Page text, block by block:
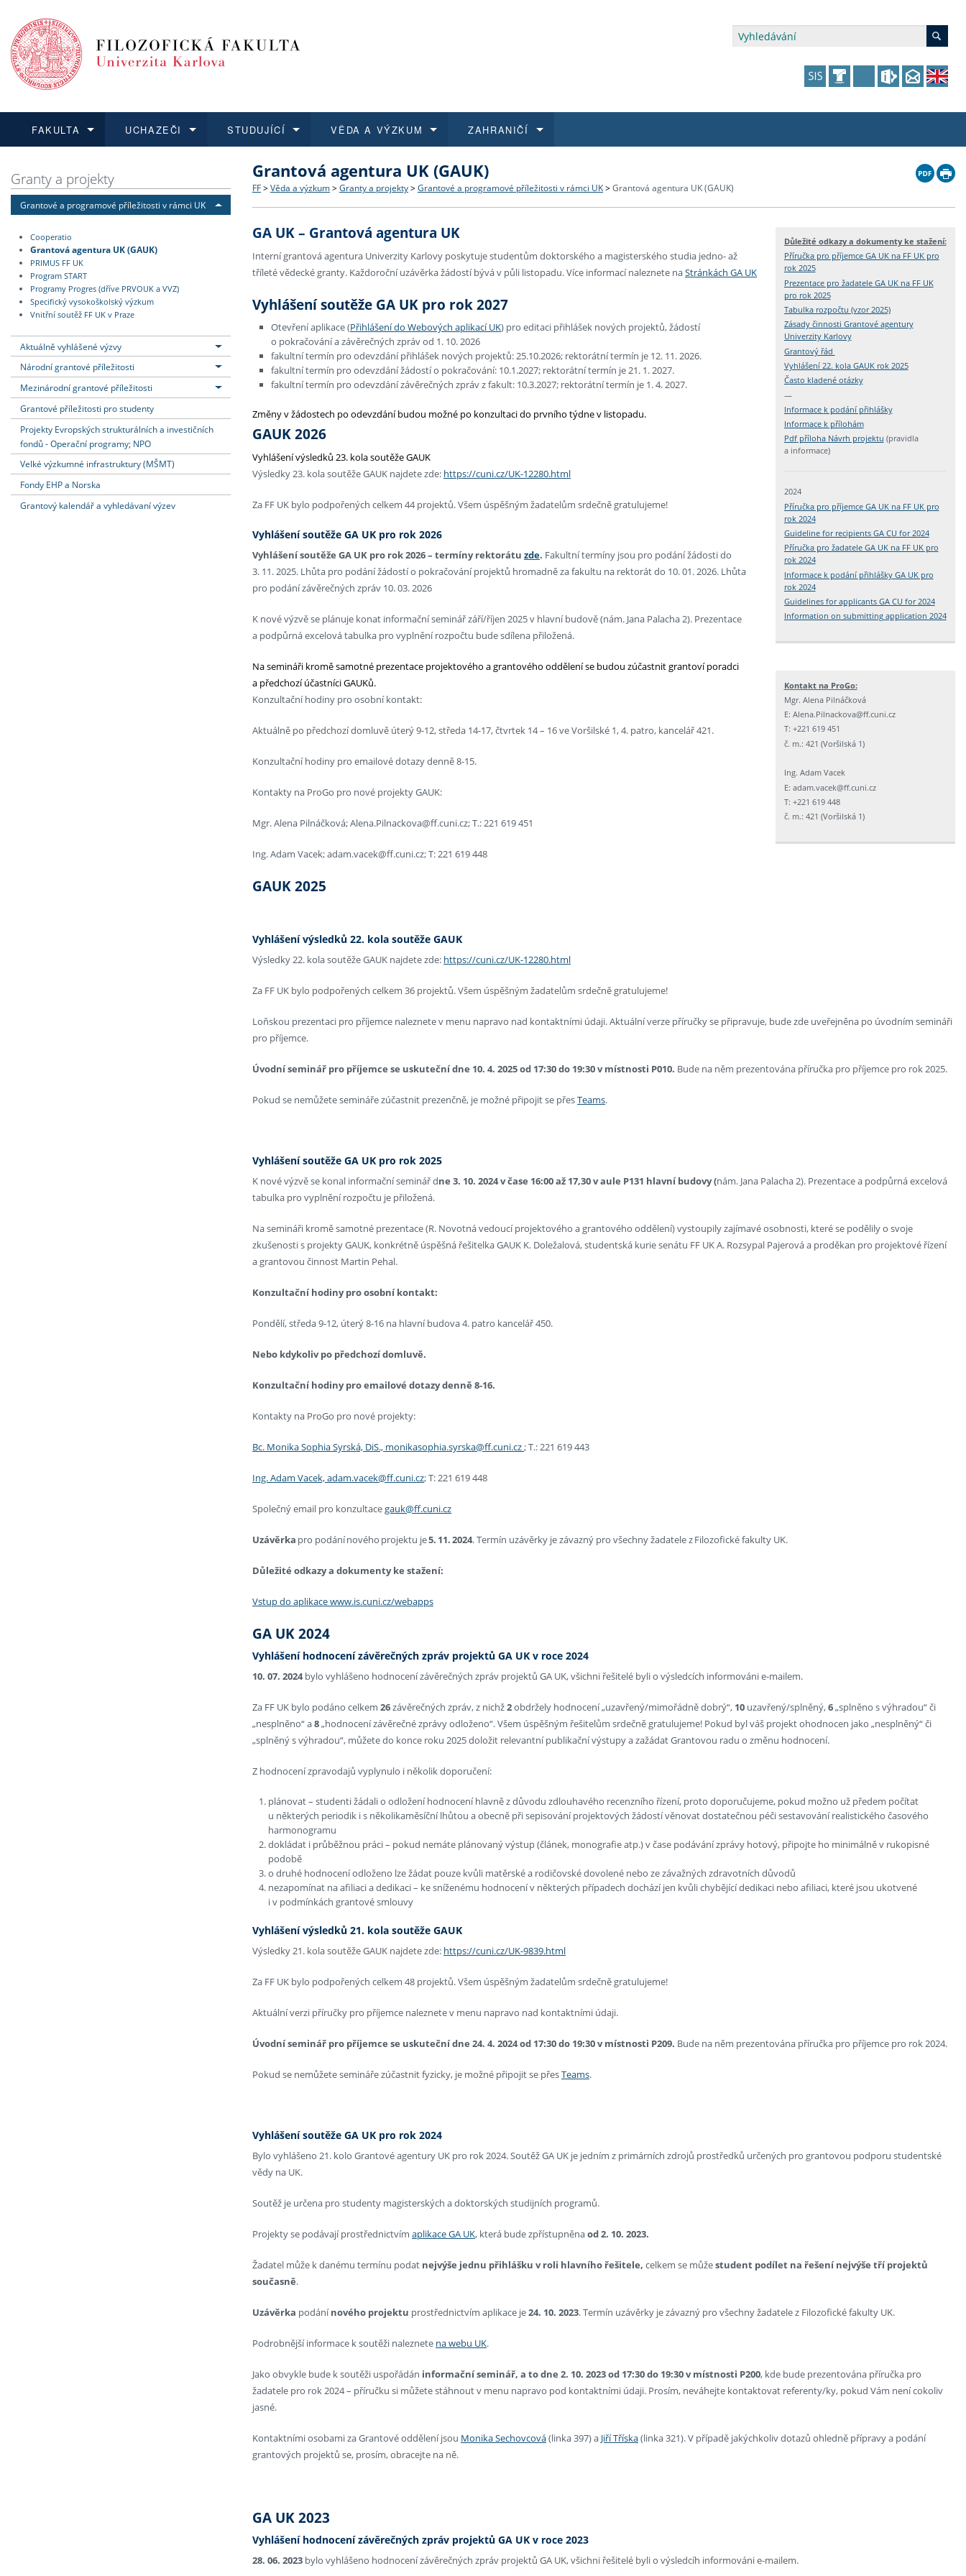
FAKULTA
Dozvědět se více
Struktura a historie
Strategie a další dokumenty Knihovna
UCHAZEČI
Podat přihlášku
Co studovat a jak se přihlásit
Učitelské studijní programy Programy s mikrocertifikátem
STUDUJÍCÍ
Dozvědět se více
Bakalářské a magisterské studium
Doktorské studium Studující se specifickými potřebami
VĚDA A VÝZKUM
Dozvědět se více
O vědě a výzkumu na FF UK
Akademické kvalifikace Vědecké ceny a fondy
ZAHRANIČÍ
Dozvědět se více
Aktuální nabídky a výběrová řízení
Vyjíždějící studenti Mimofakultní financování výjezdů
Granty a projekty
Grantové a programové příležitosti v rámci UK
Cooperatio
Grantová agentura UK (GAUK)
PRIMUS FF UK
Program START
Programy Progres (dříve PRVOUK a VVZ)
Specifický vysokoškolský výzkum
Vnitřní soutěž FF UK v Praze
Aktuálně vyhlášené výzvy
Národní grantové příležitosti
Mezinárodní grantové příležitosti
Grantové příležitosti pro studenty
Projekty Evropských strukturálních a investičních
fondů - Operační programy; NPO
Velké výzkumné infrastruktury (MŠMT)
Fondy EHP a Norska
Grantový kalendář a vyhledávaní výzev
Grantová agentura UK (GAUK)
FF > Věda a výzkum > Granty a projekty > Grantové a programové příležitosti v rámci UK > Grantová agentura UK (GAUK)
Důležité odkazy a dokumenty ke stažení:
Příručka pro příjemce GA UK na FF UK pro
rok 2025
Prezentace pro žadatele GA UK na FF UK
pro rok 2025
Tabulka rozpočtu (vzor 2025)
Zásady činnosti Grantové agentury
Univerzity Karlovy
Grantový řád
Vyhlášení 22. kola GAUK rok 2025
Často kladené otázky
—
Informace k podání přihlášky
Informace k přílohám
Pdfpříloha Návrh projektu (pravidla
a informace)
2024
Příručka pro příjemce GA UK na FF UK pro
rok 2024
Guideline for recipients GA CU for 2024
Příručka pro žadatele GA UK na FF UK pro
rok 2024
Informace k podání přihlášky GA UK pro
rok 2024
Guidelines for applicants GA CU for 2024
Information on submitting application 2024
Kontakt na ProGo:
Mgr. Alena Pilnáčková
E: Alena.Pilnackova@ff.cuni.cz
T: +221 619 451
č. m.: 421 (Voršilská 1)
Ing. Adam Vacek
E: adam.vacek@ff.cuni.cz
T: +221 619 448
č. m.: 421 (Voršilská 1)
GA UK – Grantová agentura UK
Interní grantová agentura Univerzity Karlovy poskytuje studentům doktorského a magisterského studia jedno- až
tříleté vědecké granty. Každoroční uzávěrka žádostí bývá v půli listopadu. Více informací naleznete naStránkách GA UK
Vyhlášení soutěže GA UK pro rok 2027
Otevření aplikace (Přihlášení do Webových aplikací UK) pro editaci přihlášek nových projektů, žádostí
o pokračování a závěrečných zpráv od 1. 10. 2026
fakultní termín pro odevzdání přihlášek nových projektů: 25.10.2026; rektorátní termín je 12. 11. 2026.
fakultní termín pro odevzdání žádostí o pokračování: 10.1.2027; rektorátní termín je 21. 1. 2027.
fakultní termín pro odevzdání závěrečných zpráv z fakult: 10.3.2027; rektorátní termín je 1. 4. 2027.
Změny v žádostech po odevzdání budou možné po konzultaci do prvního týdne v listopadu.
GAUK 2026
Vyhlášení výsledků 23. kola soutěže GAUK
Výsledky 23. kola soutěže GAUK najdete zde: https://cuni.cz/UK-12280.html
Za FF UK bylo podpořených celkem 44 projektů. Všem úspěšným žadatelům srdečně gratulujeme!
Vyhlášení soutěže GA UK pro rok 2026
Vyhlášení soutěže GA UK pro rok 2026 – termíny rektorátu zde. Fakultní termíny jsou pro podání žádosti do
3. 11. 2025. Lhůta pro podání žádostí o pokračování projektů hromadně za fakultu na rektorát do 10. 01. 2026. Lhůta
pro podání závěrečných zpráv 10. 03. 2026
K nové výzvě se plánuje konat informační seminář září/říjen 2025 v hlavní budově (nám. Jana Palacha 2). Prezentace
a podpůrná excelová tabulka pro vyplnění rozpočtu bude sdílena přiložená.
Na semináři kromě samotné prezentace projektového a grantového oddělení se budou zúčastnit grantoví poradci
a předchozí účastníci GAUKů.
Konzultační hodiny pro osobní kontakt:
Aktuálně po předchozí domluvě úterý 9-12, středa 14-17, čtvrtek 14 – 16 ve Voršilské 1, 4. patro, kancelář 421.
Konzultační hodiny pro emailové dotazy denně 8-15.
Kontakty na ProGo pro nové projekty GAUK:
Mgr. Alena Pilnáčková; Alena.Pilnackova@ff.cuni.cz; T.: 221 619 451
Ing. Adam Vacek; adam.vacek@ff.cuni.cz; T: 221 619 448
GAUK 2025
Vyhlášení výsledků 22. kola soutěže GAUK
Výsledky 22. kola soutěže GAUK najdete zde: https://cuni.cz/UK-12280.html
Za FF UK bylo podpořených celkem 36 projektů. Všem úspěšným žadatelům srdečně gratulujeme!
Loňskou prezentaci pro příjemce naleznete v menu napravo nad kontaktními údaji. Aktuální verze příručky se připravuje, bude zde uveřejněna po úvodním semináři
pro příjemce.
Úvodní seminář pro příjemce se uskuteční dne 10. 4. 2025 od 17:30 do 19:30 v místnosti P010. Bude na něm prezentována příručka pro příjemce pro rok 2025.
Pokud se nemůžete semináře zúčastnit prezenčně, je možné připojit se přesTeams.
Vyhlášení soutěže GA UK pro rok 2025
K nové výzvě se konal informační seminář dne 3. 10. 2024 v čase 16:00 až 17,30 v aule P131 hlavní budovy (nám. Jana Palacha 2). Prezentace a podpůrná excelová
tabulka pro vyplnění rozpočtu je přiložená.
Na semináři kromě samotné prezentace (R. Novotná vedoucí projektového a grantového oddělení) vystoupily zajímavé osobnosti, které se podělily o svoje
zkušenosti s projekty GAUK, konkrétně úspěšná řešitelka GAUK K. Doležalová, studentská kurie senátu FF UK A. Rozsypal Pajerová a proděkan pro projektové řízení
a grantovou činnost Martin Pehal.
Konzultační hodiny pro osobní kontakt:
Pondělí, středa 9-12, úterý 8-16 na hlavní budova 4. patro kancelář 450.
Nebo kdykoliv po předchozí domluvě.
Konzultační hodiny pro emailové dotazy denně 8-16.
Kontakty na ProGo pro nové projekty:
Bc. Monika Sophia Syrská, DiS., monikasophia.syrska@ff.cuni.cz; T.: 221 619 443
Ing. Adam Vacek, adam.vacek@ff.cuni.cz; T: 221 619 448
Společný email pro konzultacegauk@ff.cuni.cz
Uzávěrka pro podání nového projektu je5. 11.2024. Termín uzávěrky je závazný pro všechny žadatele z Filozofické fakulty UK.
Důležité odkazy a dokumenty ke stažení:
Vstup do aplikace www.is.cuni.cz/webapps
GA UK 2024
Vyhlášení hodnocení závěrečných zpráv projektů GA UK v roce 2024
10. 07. 2024bylo vyhlášeno hodnocení závěrečných zpráv projektů GA UK, všichni řešitelé byli o výsledcích informováni e-mailem.
Za FF UK bylo podáno celkem 26závěrečných zpráv, z nichž2obdržely hodnocení „uzavřený/mimořádně dobrý“, 10 uzavřený/splněný,6„splněno s výhradou“ či
„nesplněno“ a8„hodnocení závěrečné zprávy odloženo“. Všem úspěšným řešitelům srdečně gratulujeme! Pokud byl váš projekt ohodnocen jako „nesplněný“ či
„splněný s výhradou“, můžete do konce roku 2025 doložit relevantní publikační výstupy a zažádat Grantovou radu o změnu hodnocení.
Z hodnocení zpravodajů vyplynulo i několik doporučení:
plánovat – studenti žádali o odložení hodnocení hlavně z důvodu zdlouhavého recenzního řízení, proto doporučujeme, pokud možno už předem počítat
u některých periodik i s několikaměsíční lhůtou a obecně při sepisování projektových žádostí věnovat dostatečnou péči sestavování realistického časového
harmonogramu
dokládat i průběžnou práci – pokud nemáte plánovaný výstup (článek, monografie atp.) v čase podávání zprávy hotový, připojte ho minimálně v rukopisné
podobě
o druhé hodnocení odloženo lze žádat pouze kvůli matěrské a rodičovské dovolené nebo ze závažných zdravotních důvodů
nezapomínat na afiliaci a dedikaci – ke sníženému hodnocení v některých případech dochází jen kvůli chybějící dedikaci nebo afiliaci, které jsou ukotvené
i v podmínkách grantové smlouvy
Vyhlášení výsledků 21. kola soutěže GAUK
Výsledky 21. kola soutěže GAUK najdete zde: https://cuni.cz/UK-9839.html
Za FF UK bylo podpořených celkem 48 projektů. Všem úspěšným žadatelům srdečně gratulujeme!
Aktuální verzi příručky pro příjemce naleznete v menu napravo nad kontaktními údaji.
Úvodní seminář pro příjemce se uskuteční dne 24. 4. 2024 od 17:30 do 19:30 v místnosti P209. Bude na něm prezentována příručka pro příjemce pro rok 2024.
Pokud se nemůžete semináře zúčastnit fyzicky, je možné připojit se přesTeams.
Vyhlášení soutěže GA UK pro rok 2024
Bylo vyhlášeno 21. kolo Grantové agentury UK pro rok 2024. Soutěž GA UK je jedním z primárních zdrojů prostředků určených pro grantovou podporu studentské
vědy na UK.
Soutěž je určena pro studenty magisterských a doktorských studijních programů.
Projekty se podávají prostřednictvím aplikace GA UK, která bude zpřístupněnaod 2. 10. 2023.
Žadatel může k danému termínu podat nejvýše jednu přihlášku v roli hlavního řešitele, celkem se můžestudent podílet na řešení nejvýše tří projektů
současně.
Uzávěrka podánínového projektu prostřednictvím aplikace je24. 10. 2023. Termín uzávěrky je závazný pro všechny žadatele z Filozofické fakulty UK.
Podrobnější informace k soutěži naleznete na webu UK.
Jako obvykle bude k soutěži uspořádán informační seminář, a to dne 2. 10. 2023 od 17:30 do 19:30 v místnosti P200, kde bude prezentována příručka pro
žadatele pro rok 2024 – příručku si můžete stáhnout v menu napravo pod kontaktními údaji. Prosím, neváhejte kontaktovat referenty/ky, pokud Vám není cokoliv
jasné.
Kontaktními osobami za Grantové oddělení jsou Monika Sechovcová(linka 397) a Jiří Tříska(linka 321). V případě jakýchkoliv dotazů ohledně přípravy a podání
grantových projektů se, prosím, obracejte na ně.
GA UK 2023
Vyhlášení hodnocení závěrečných zpráv projektů GA UK v roce 2023
28. 06. 2023 bylo vyhlášeno hodnocení závěrečných zpráv projektů GA UK, všichni řešitelé byli o výsledcíh informováni e-mailem.